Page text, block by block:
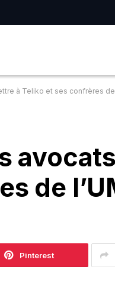
à Teliko et ses confrères de
de
Pinterest